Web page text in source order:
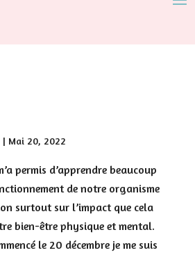
| Mai 20, 2022
permis d’apprendre beaucoup
de notre organisme
surtout sur l’impact que cela
bien-être physique et mental.
le 20 décembre je me suis